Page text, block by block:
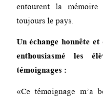
entourent la
toujours le pays.
Un échange honnête
enthousiasmé les
témoignages :
«Ce témoignage m’a